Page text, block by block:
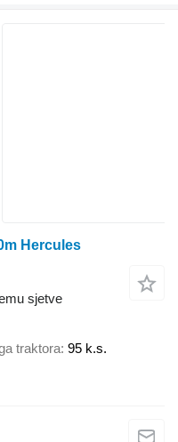
Hercules
sjetve
traktora 95 k.s.